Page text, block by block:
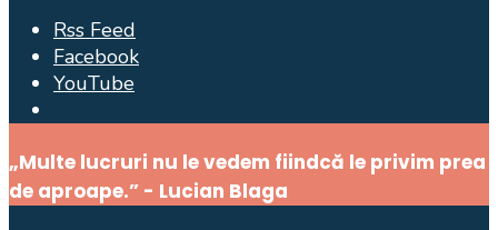
Rss Feed
Facebook
YouTube
Window
„Multe lucruri nu le vedem fiindcă le privim prea
de aproape.” - Lucian Blaga